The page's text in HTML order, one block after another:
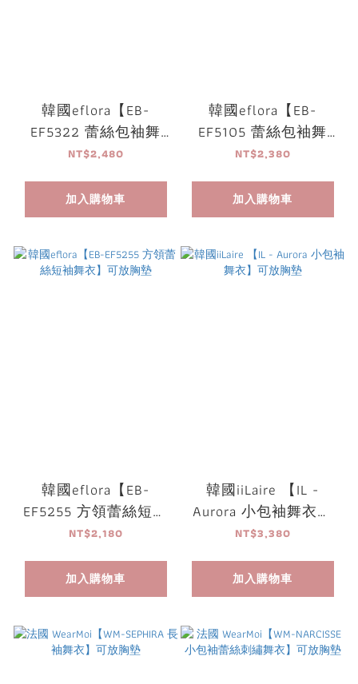
韓國eflora【EB-
EF5322 蕾絲包袖舞
衣】可放胸墊
NT$2,480
加入購物車
韓國eflora【EB-
EF5105 蕾絲包袖舞
衣】可放胸墊
NT$2,380
加入購物車
韓國eflora【EB-
EF5255 方領蕾絲短袖
舞衣】可放胸墊
NT$2,180
加入購物車
韓國iiLaire 【IL -
Aurora 小包袖舞衣】
可放胸墊
NT$3,380
加入購物車